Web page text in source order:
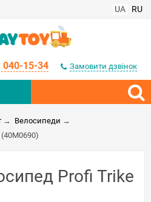
UA RU
040-15-34 Замовити дзвінок
→ Велосипеди →
Profi Trike